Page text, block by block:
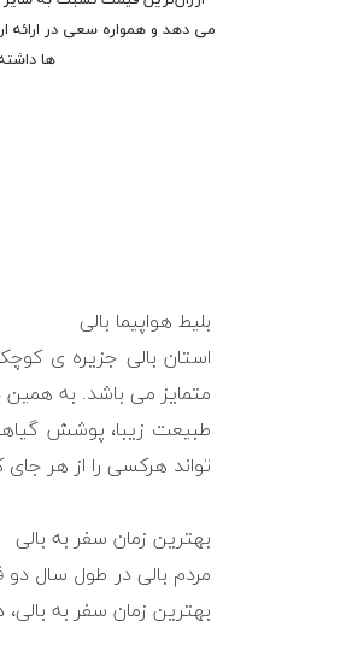
می دهد و همواره سعی در ارائه
ها
بلیط هواپیما بالی
استان بالی جزیره ی
متمایز می باشد. به
طبیعت زیبا، پوشش
تواند هرکسی را از هر
بهترین زمان سفر به بالی
مردم بالی در طول سال
بهترین زمان سفر به